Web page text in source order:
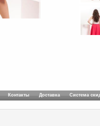
Контакты Доставка Система